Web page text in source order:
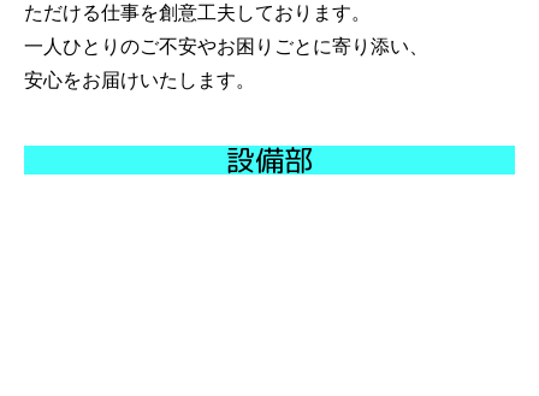
ただける仕事を創意工夫しております。
一人ひとりのご不安やお困りごとに寄り添い、
安心をお届けいたします。
設備部